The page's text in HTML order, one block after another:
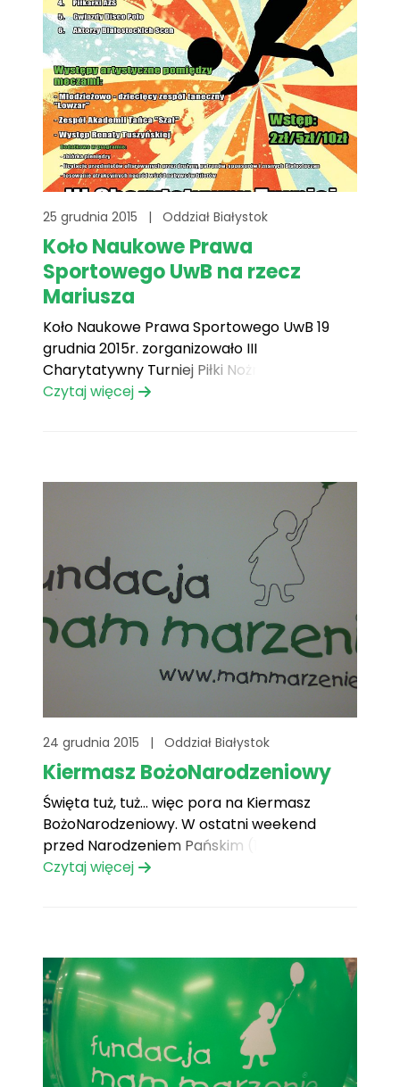
25 grudnia 2015 | Oddział Białystok
Koło Naukowe Prawa
Sportowego UwB na rzecz
Mariusza
Koło Naukowe Prawa Sportowego UwB 19
grudnia 2015r. zorganizowało III
Charytatywny Turniej Piłki Nożnej. Miejsce:
hala sportowa przy ul. Świerkowej w
Czytaj więcej
24 grudnia 2015 | Oddział Białystok
Kiermasz BożoNarodzeniowy
Święta tuż, tuż… więc pora na Kiermasz
BożoNarodzeniowy. W ostatni weekend
przed Narodzeniem Pańskim (19-20 grudnia
2015r.) zorganizowaliśmy Kiermasz. Cel –
Czytaj więcej